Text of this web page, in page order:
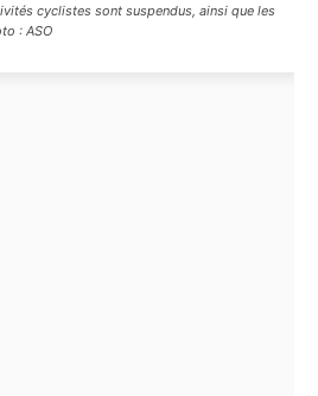
cyclistes sont suspendus, ainsi que les
: ASO